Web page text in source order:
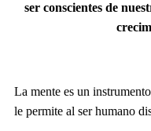
ser conscientes de
La mente es un
le permite al ser humano